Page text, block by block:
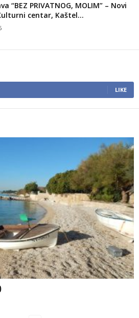
“BEZ PRIVATNOG, MOLIM” – Novi
centar, Kaštel...
LIKE